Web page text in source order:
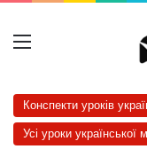
Меню
Конспекти уроків
Усі уроки української